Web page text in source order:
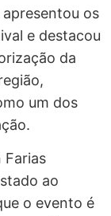
os
e destacou
da
um dos
Farias
ao
o evento é